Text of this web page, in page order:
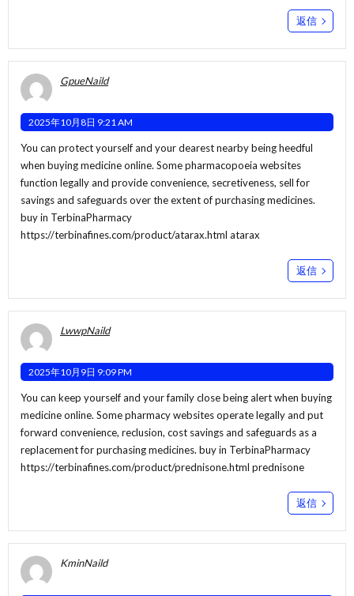
返信
GpueNaild
2025年10月8日 9:21 AM
You can protect yourself and your dearest nearby being heedful
when buying medicine online. Some pharmacopoeia websites
function legally and provide convenience, secretiveness, sell for
savings and safeguards over the extent of purchasing medicines.
buy in TerbinaPharmacy
https://terbinafines.com/product/atarax.html atarax
返信
LwwpNaild
2025年10月9日 9:09 PM
You can keep yourself and your family close being alert when buying
medicine online. Some pharmacy websites operate legally and put
forward convenience, reclusion, cost savings and safeguards as a
replacement for purchasing medicines. buy in TerbinaPharmacy
https://terbinafines.com/product/prednisone.html prednisone
返信
KminNaild